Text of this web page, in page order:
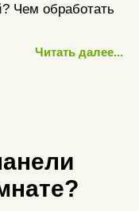
Чем обработать
Читать далее...